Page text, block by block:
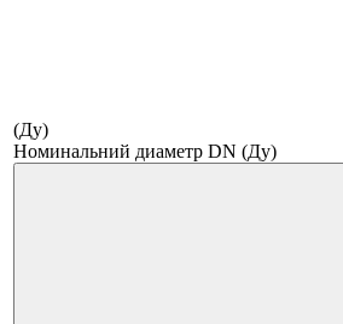
(Ду)
Номинальний диаметр DN (Ду)